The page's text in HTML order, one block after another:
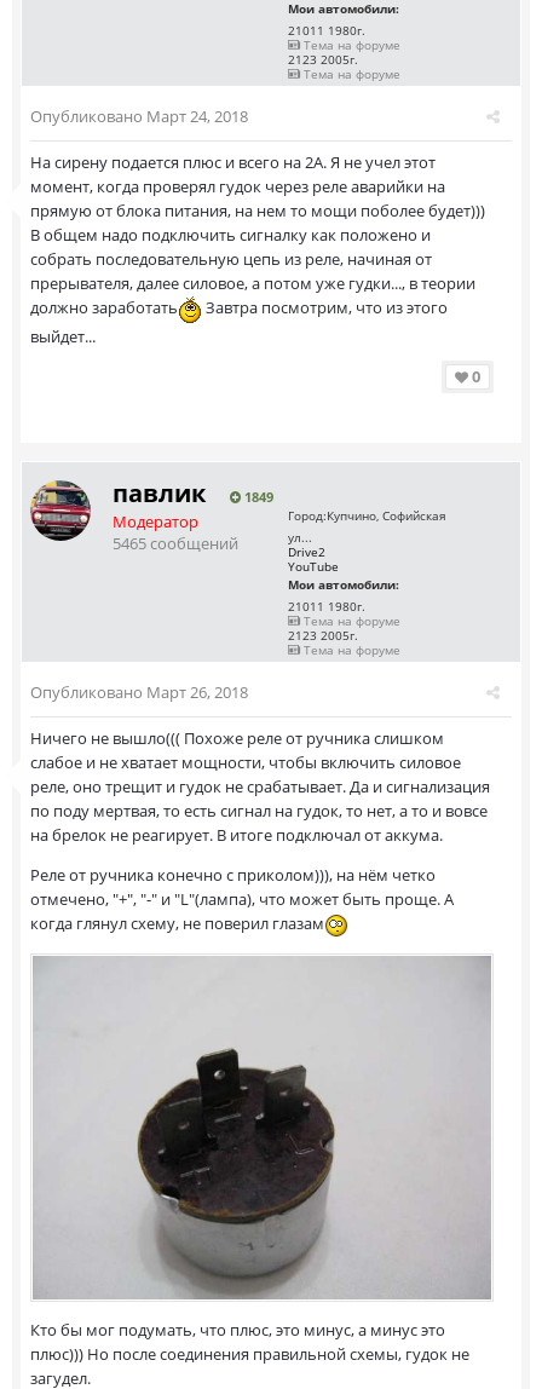
Мои автомобили:
21011 1980г.
Тема на форуме
2123 2005г.
Тема на форуме
Опубликовано Март 24, 2018
На сирену подается плюс и всего на 2А. Я не учел этот
момент, когда проверял гудок через реле аварийки на
прямую от блока питания, на нем то мощи поболее будет)))
В общем надо подключить сигналку как положено и
собрать последовательную цепь из реле, начиная от
прерывателя, далее силовое, а потом уже гудки..., в теории
должно заработать
Завтра посмотрим, что из этого
выйдет...
0
павлик 1849
Модератор
5465 сообщений
Город:Купчино, Софийская
ул...
Drive2
YouTube
Мои автомобили:
21011 1980г.
Тема на форуме
2123 2005г.
Тема на форуме
Опубликовано Март 26, 2018
Ничего не вышло((( Похоже реле от ручника слишком
слабое и не хватает мощности, чтобы включить силовое
реле, оно трещит и гудок не срабатывает. Да и сигнализация
по поду мертвая, то есть сигнал на гудок, то нет, а то и вовсе
на брелок не реагирует. В итоге подключал от аккума.
Реле от ручника конечно с приколом))), на нём четко
отмечено, "+", "-" и "L"(лампа), что может быть проще. А
когда глянул схему, не поверил глазам
Кто бы мог подумать, что плюс, это минус, а минус это
плюс))) Но после соединения правильной схемы, гудок не
загудел.